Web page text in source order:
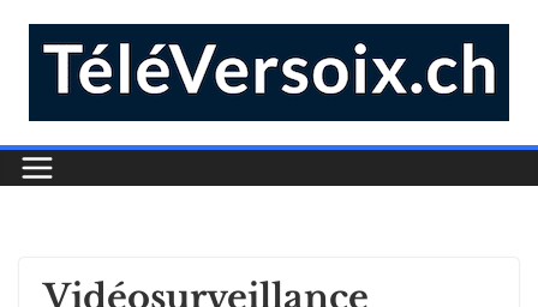
Vidéosurveillance